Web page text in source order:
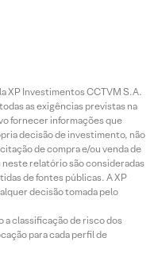
XP Investimentos CCTVM S.A.
as exigências previstas na
fornecer informações que
decisão de investimento, não
de compra e/ou venda de
relatório são consideradas
de fontes públicas. A XP
decisão tomada pelo
classificação de risco dos
para cada perfil de